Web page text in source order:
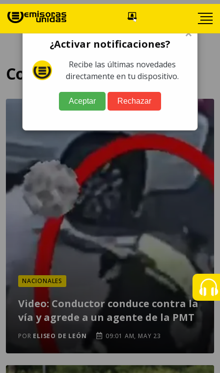
Conductor
NACIONALES
Video: Conductor conduce contra la
vía y agrede a un agente de la PMT
POR ELISEO DE LEÓN 09:01 AM, MAY 23
×
¿Activar notificaciones?
Recibe las últimas novedades
directamente en tu dispositivo.
Aceptar Rechazar